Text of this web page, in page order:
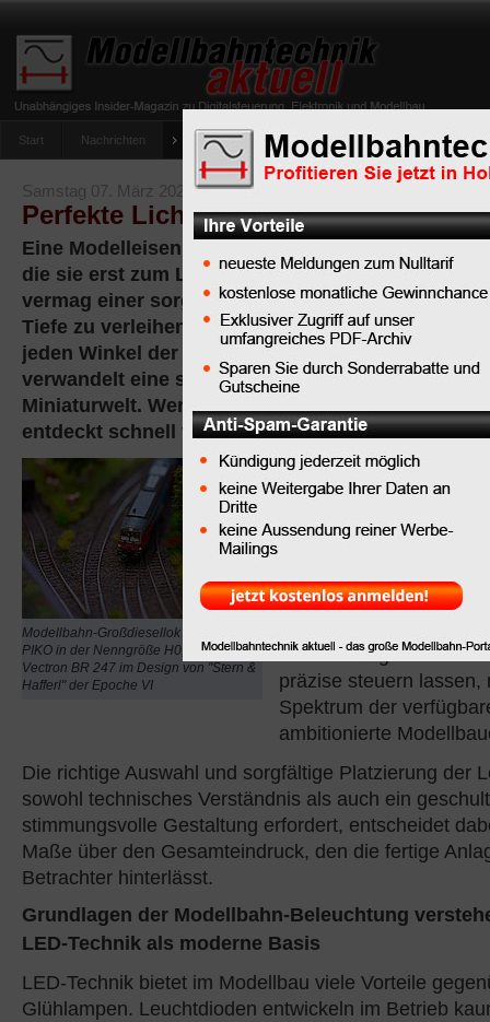
Start Nachrichten Tipps Newsletter Archiv Magazin
umfrage-viessmann-multiprotokoll-lichtdecoder
Samstag 07. März 2026
Perfekte Lichtkonzepte für Ihre
Eine Modelleisenbahn lebt von den zahlreichen
die sie erst zum Leben erwecken, und kaum ein
vermag einer sorgfältig gestalteten Anlage mehr
Tiefe zu verleihen als eine gut durchdachte
jeden Winkel der Miniaturwelt ins rechte Licht
verwandelt eine statische Modellbahnanlage in
Miniaturwelt. Wer sich mit Modellbau-
entdeckt schnell viele technische Möglichkeiten.
Modellbahn-Großdiesellok der Marke
PIKO in der Nenngröße H0, eine
Vectron BR 247 im Design von "Stern &
Hafferl" der Epoche VI
Von
klassischen
Glühlämpchen,
warmen Lichtschein
Charme verbreiten, bis
sich in Helligkeit und
präzise steuern lassen,
Spektrum der
ambitionierte
Die richtige Auswahl und sorgfältige Platzierung der
sowohl technisches Verständnis als auch ein
stimmungsvolle Gestaltung erfordert, entscheidet
Maße über den Gesamteindruck, den die fertige
Betrachter hinterlässt.
Grundlagen der Modellbahn-Beleuchtung
LED-Technik als moderne Basis
LED-Technik bietet im Modellbau viele Vorteile
Glühlampen. Leuchtdioden entwickeln im Betrieb